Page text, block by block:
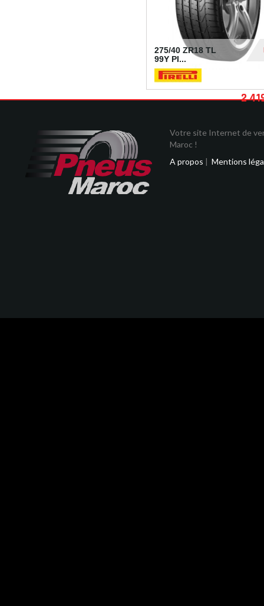
275/40 ZR18 TL
99Y PI...
2
Votre site Internet de
Maroc !
A propos | Mentions